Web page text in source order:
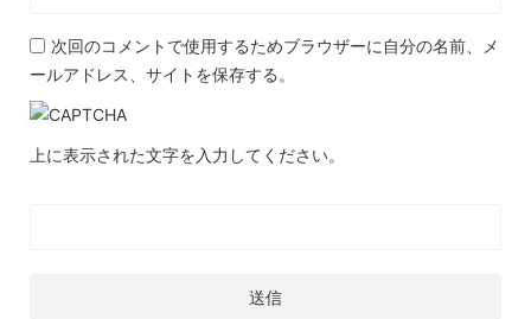
次回のコメントで使用するためブラウザーに自分の名前、メ
ールアドレス、サイトを保存する。
上に表示された文字を入力してください。